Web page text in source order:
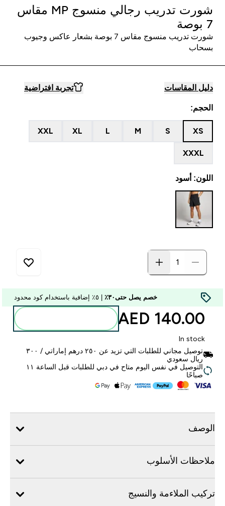
شورت تدريب رجالي منسوج MP مقاس
7 بوصة
شورت تدريب منسوج مقاس 7 بوصة بشعار عاكس وجيوب
بسحاب
دليل المقاسات تجربة افتراضية
الحجم:
XS
S
M
L
XL
XXL
XXXL
اللون: أسود
خصم يصل حتى٣٠٪
140.00 AED‎
In stock
توصيل مجاني للطلبات التي تزيد عن ٢٥٠ درهم إماراتي / ٣٠٠
ريال سعودي
التوصيل في نفس اليوم متاح في دبي للطلبات قبل الساعة ١١
صباحًا
الوصف
ملاحظات الأسلوب
تركيب الملاءمة والنسيج